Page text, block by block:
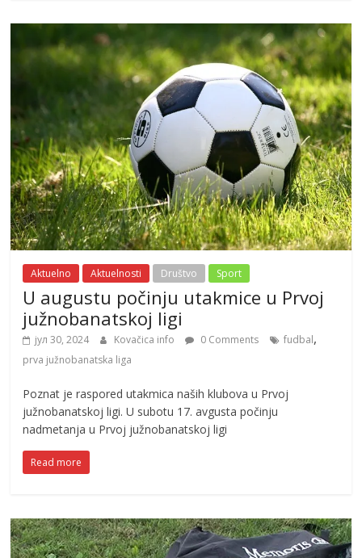
Aktuelno Aktuelnosti Društvo Sport
U augustu počinju utakmice u Prvoj
južnobanatskoj ligi
јул 30, 2024 Kovačica info 0 Comments fudbal,
prva južnobanatska liga
Poznat je raspored utakmica naših klubova u Prvoj
južnobanatskoj ligi. U subotu 17. avgusta počinju
nadmetanja u Prvoj južnobanatskoj ligi
Read more